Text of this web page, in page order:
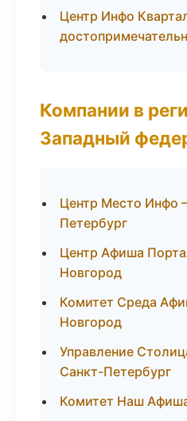
Центр Инфо
Компании в
Западный
Центр Место Инфо
Петербург
Центр Афиша
Новгород
Комитет Среда
Новгород
Управление
Санкт-Петербург
Комитет Наш